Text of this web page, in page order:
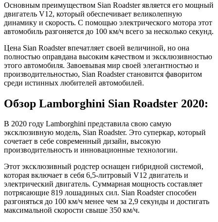
Основным преимуществом Sian Roadster является его мощный
двигатель V12, который обеспечивает великолепную
динамику и скорость. С помощью электрического мотора этот
автомобиль разгоняется до 100 км/ч всего за несколько секунд.
Цена Sian Roadster впечатляет своей величиной, но она
полностью оправдана высоким качеством и эксклюзивностью
этого автомобиля. Завоевывая мир своей элегантностью и
производительностью, Sian Roadster становится фаворитом
среди истинных любителей автомобилей.
Обзор Lamborghini Sian Roadster 2020:
В 2020 году Lamborghini представила свою самую
эксклюзивную модель, Sian Roadster. Это суперкар, который
сочетает в себе современный дизайн, высокую
производительность и инновационные технологии.
Этот эксклюзивный родстер оснащен гибридной системой,
которая включает в себя 6,5-литровый V12 двигатель и
электрический двигатель. Суммарная мощность составляет
потрясающие 819 лошадиных сил. Sian Roadster способен
разгоняться до 100 км/ч менее чем за 2,9 секунды и достигать
максимальной скорости свыше 350 км/ч.